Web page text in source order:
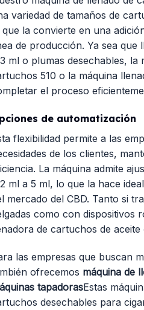
variedad de tamaños de
la convierte en una
de producción. Ya sea que
ml o plumas desechables, la
510 o la máquina
el proceso
de automatización
flexibilidad permite a las
de los clientes,
La máquina admite
ml a 5 ml, lo que la hace
mercado del CBD. Tanto si
como con dispositivos
de cartuchos de
las empresas que buscan
ofrecemos máquina de
tapadorasEstas
desechables para